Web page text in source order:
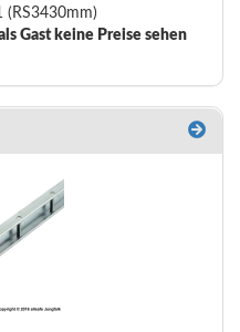
(RS3430mm)
Gast keine Preise sehen